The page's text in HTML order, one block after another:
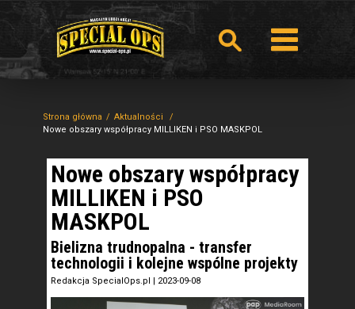
Strona główna
Aktualności
Nowe obszary współpracy MILLIKEN i PSO MASKPOL
Nowe obszary współpracy
MILLIKEN i PSO
MASKPOL
Bielizna trudnopalna - transfer
technologii i kolejne wspólne projekty
Redakcja SpecialOps.pl | 2023-09-08